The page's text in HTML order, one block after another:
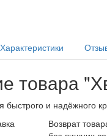
Характеристики
товара
быстрого и надёжного
Возврат